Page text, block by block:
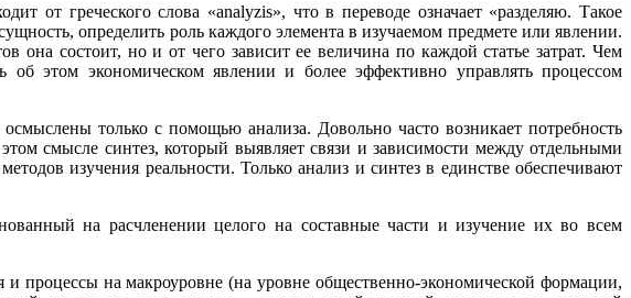
от греческого слова «analyzis», что в переводе означает «разделяю. Такое
определить роль каждого элемента в изучаемом предмете или явлении.
она состоит, но и от чего зависит ее величина по каждой статье затрат. Чем
этом экономическом явлении и более эффективно управлять процессом
только с помощью анализа. Довольно часто возникает потребность
смысле синтез, который выявляет связи и зависимости между отдельными
изучения реальности. Только анализ и синтез в единстве обеспечивают
на расчленении целого на составные части и изучение их во всем
процессы на макроуровне (на уровне общественно-экономической формации,